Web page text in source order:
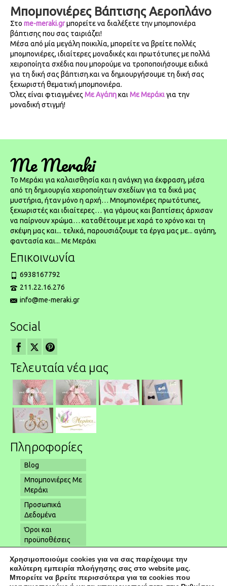
Μπομπονιέρες Βάπτισης Αεροπλάνο
Στο me-meraki.grμπορείτε να διαλέξετε την μπομπονιέρα
βάπτισης που σας ταιριάζει!
Μέσα από μία μεγάλη ποικιλία, μπορείτε να βρείτε πολλές
μπομπονιέρες, ιδιαίτερες μοναδικές και πρωτότυπες με πολλά
χειροποίητα σχέδια που μπορούμε να τροποποιήσουμε ειδικά
για τη δική σας βάπτιση.και να δημιουργήσουμε τη δική σας
ξεχωριστή θεματική μπομπονιέρα.
Όλες είναι φτιαγμένες Με Αγάπηκαι Με Μεράκιγια την
μοναδική στιγμή!
Me Meraki
To Μεράκι για καλαισθησία και η ανάγκη για έκφραση, μέσα
από τη δημιουργία χειροποίητων σχεδίων για τα δικά μας
μυστήρια, ήταν μόνο η αρχή… Μπομπονιέρες πρωτότυπες,
ξεχωριστές και ιδιαίτερες… για γάμους και βαπτίσεις άρχισαν
να παίρνουν χρώμα… καταθέτουμε με χαρά το χρόνο και τη
σκέψη μας και... τελικά, παρουσιάζουμε τα έργα μας με... αγάπη,
φαντασία και... Με Μεράκι
Επικοινωνία
6938167792
211.22.16.276
info@me-meraki.gr
Social
Τελευταία νέα μας
Πληροφορίες
Blog
Μπομπονιέρες Με
Μεράκι
Προσωπικά
Δεδομένα
Όροι και
προϋποθέσεις
Όροι αποστολής
– παραλαβής
Επικοινωνία
Χρησιμοποιούμε cookies για να σας παρέχουμε την
καλύτερη εμπειρία πλοήγησης σας στο website μας.
Μπορείτε να βρείτε περισσότερα για τα cookies που